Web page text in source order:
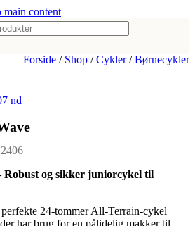
main content
Forside / Shop / Cykler/ Børnecykler
Robust og sikker juniorcykel til
24-tommer All-Terrain-cykel